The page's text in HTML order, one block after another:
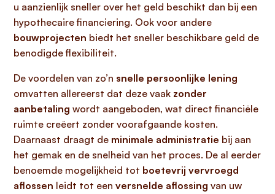
u aanzienlijk sneller over het geld beschikt dan bij een
hypothecaire financiering. Ook voor andere
bouwprojecten biedt het sneller beschikbare geld de
benodigde flexibiliteit.
De voordelen van zo’n snelle persoonlijke lening
omvatten allereerst dat deze vaak zonder
aanbetaling wordt aangeboden, wat direct financiële
ruimte creëert zonder voorafgaande kosten.
Daarnaast draagt de minimale administratie bij aan
het gemak en de snelheid van het proces. De al eerder
benoemde mogelijkheid tot boetevrij vervroegd
aflossen leidt tot een versnelde aflossing van uw